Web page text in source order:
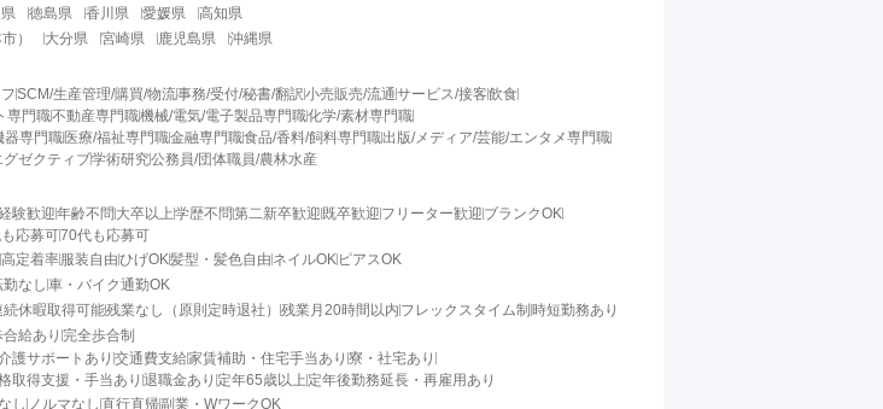
徳島県 香川県 愛媛県 高知県
） 大分県 宮崎県 鹿児島県 沖縄県
SCM/生産管理/購買/物流事務/受付/秘書/翻訳小売販売/流通サービス/接客飲食
専門職不動産専門職機械/電気/電子製品専門職化学/素材専門職
器専門職 医療/福祉専門職金融専門職食品/香料/飼料専門職出版/メディア/芸能/エンタメ専門職
グゼクティブ学術研究公務員/団体職員/農林水産
験歓迎年齢不問 大卒以上学歴不問第二新卒歓迎 既卒歓迎 フリーター歓迎 ブランクOK
応募可70代も応募可
高定着率服装自由ひげOK髪型・髪色自由 ネイルOK ピアスOK
勤なし 車・バイク通勤OK
続休暇取得可能残業なし（原則定時退社） 残業月20時間以内 フレックスタイム制時短勤務あり
合給あり 完全歩合制
護サポートあり 交通費支給家賃補助・住宅手当あり 寮・社宅あり
取得支援・手当あり 退職金あり 定年65歳以上 定年後勤務延長・再雇用あり
し ノルマなし 直行直帰副業・WワークOK